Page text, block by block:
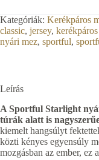
Kategóriák: Kerékpáros
classic, jersey,
nyári mez, sportful,
Leírás
A Sportful Starlight
túrák alatt is
kiemelt hangsúlyt
közti kényes egyensúly
mozgásban az ember, ez